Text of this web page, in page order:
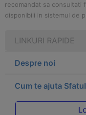
recomandat sa consultati
disponibili in sistemul de
LINKURI RAPIDE
Despre noi
Cum te ajuta